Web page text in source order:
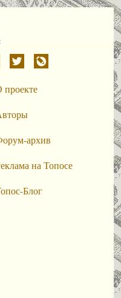
проекте
архив
на Топосе
Блог